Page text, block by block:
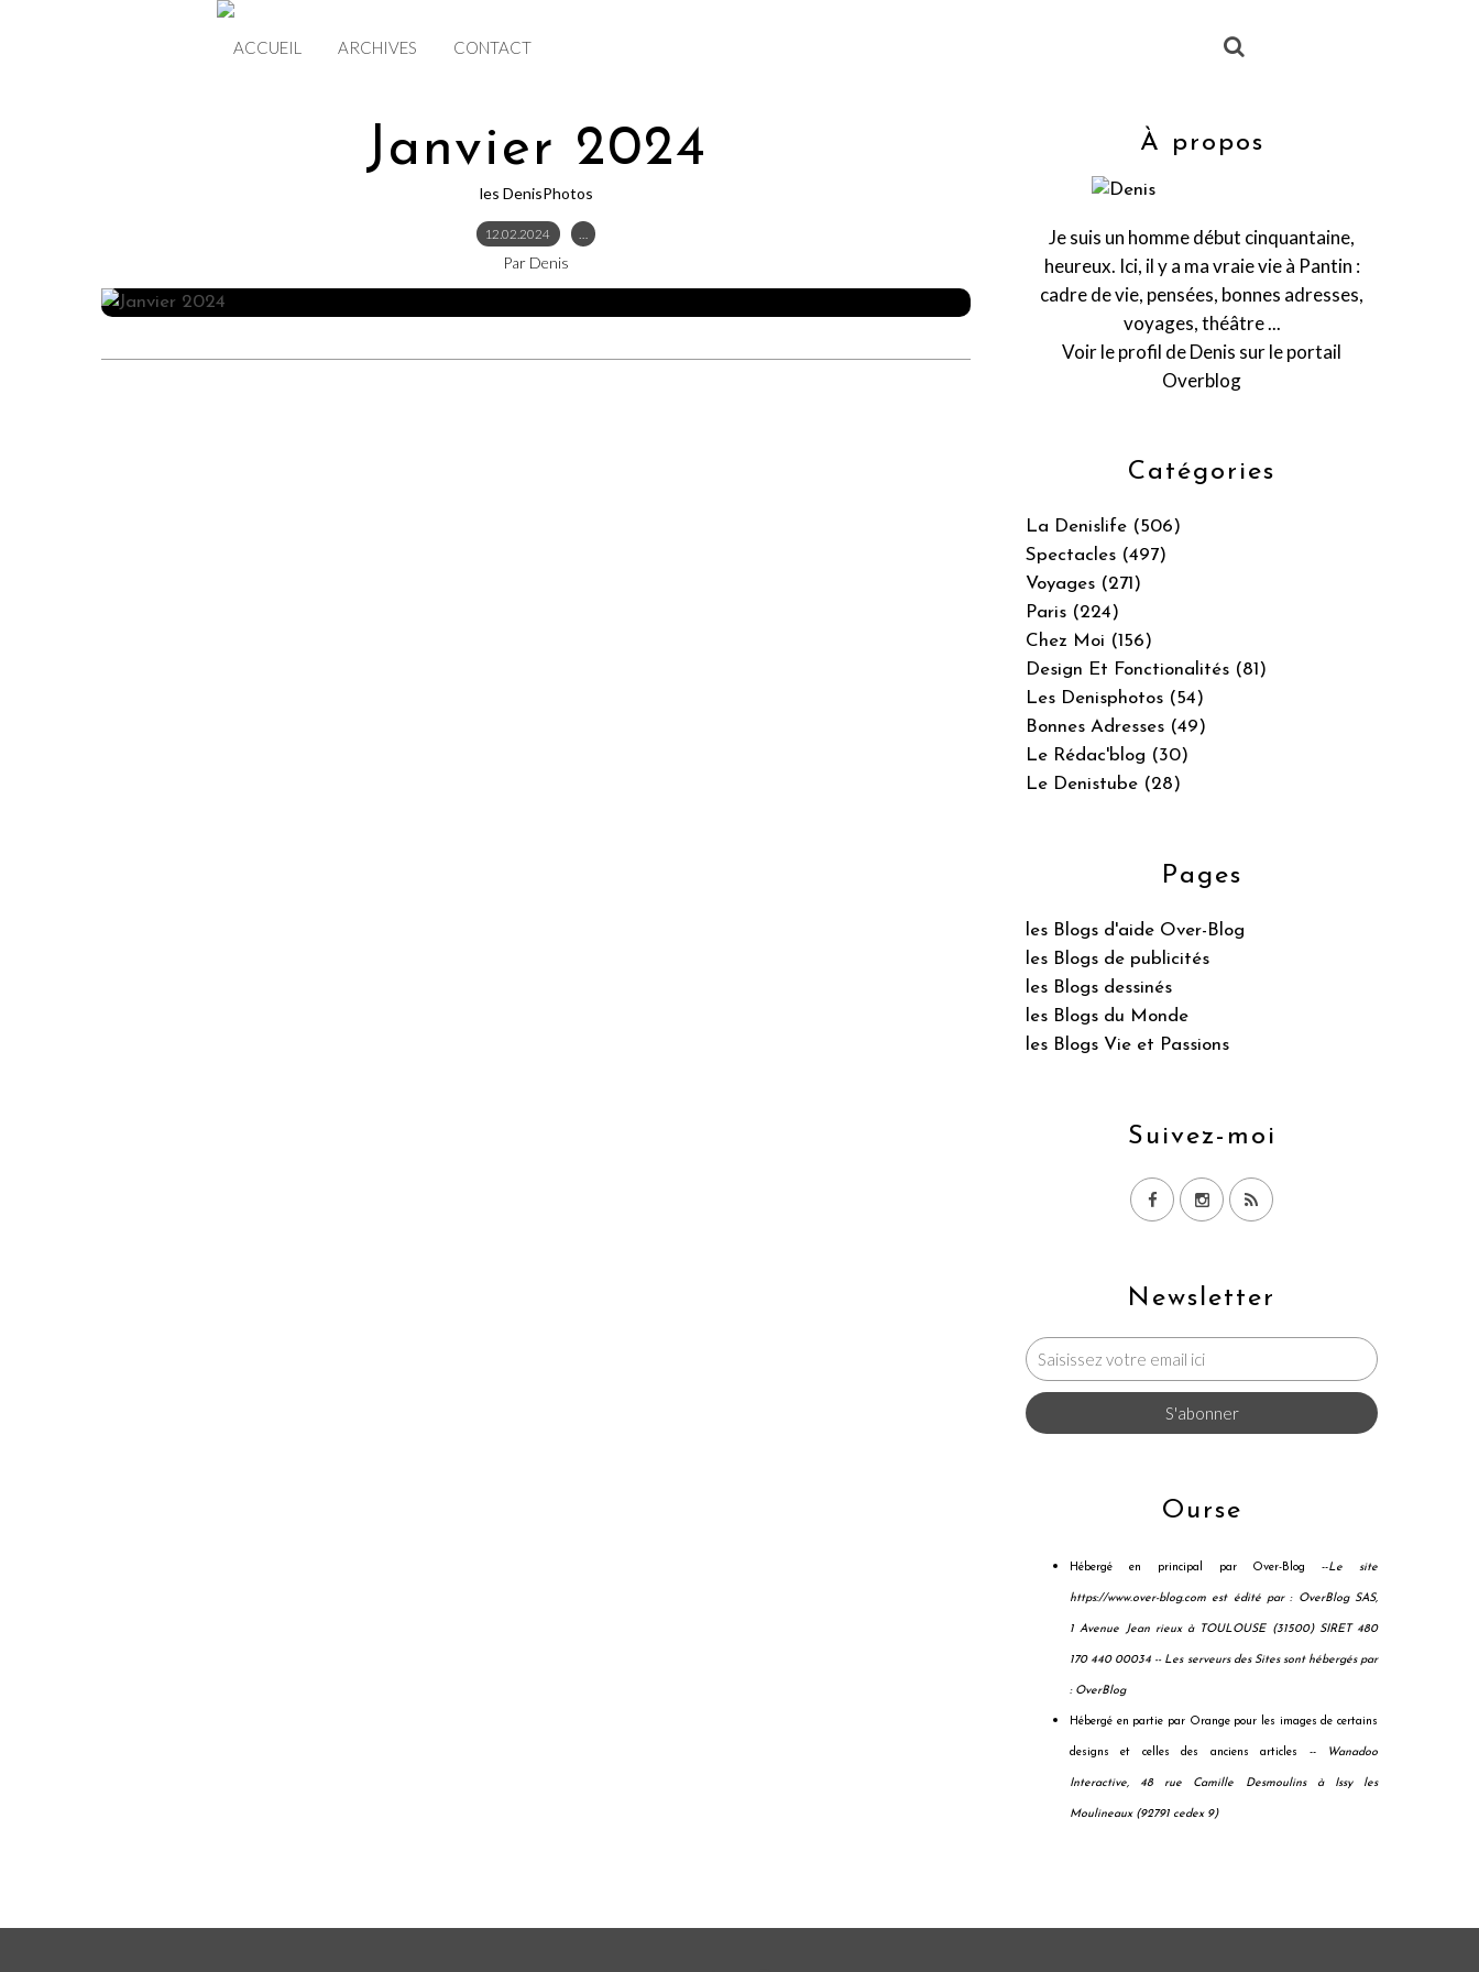
ACCUEIL ARCHIVES CONTACT
Janvier 2024
les DenisPhotos
12.02.2024 …
Par Denis
Newsletter
Catégories
La Denislife (506)
Spectacles (497)
Voyages (271)
Paris (224)
Chez Moi (156)
Design Et Fonctionalités (81)
Les Denisphotos (54)
Bonnes Adresses (49)
Le Rédac'blog (30)
Le Denistube (28)
Pages
les Blogs d'aide Over-Blog
les Blogs de publicités
les Blogs dessinés
les Blogs du Monde
les Blogs Vie et Passions
Suivez-moi
À propos
Je suis un homme début cinquantaine,
heureux. Ici, il y a ma vraie vie à Pantin :
cadre de vie, pensées, bonnes adresses,
voyages, théâtre ...
Voir le profil deDenis sur le portail
Overblog
Ourse
Hébergé en principal par Over-Blog --Le site
https://www.over-blog.com est édité par : OverBlog SAS,
1 Avenue Jean rieux à TOULOUSE (31500) SIRET 480
170 440 00034 -- Les serveurs des Sites sont hébergés par
: OverBlog
Hébergé en partie par Orange pour les images de certains
designs et celles des anciens articles -- Wanadoo
Interactive, 48 rue Camille Desmoulins à Issy les
Moulineaux (92791 cedex 9)